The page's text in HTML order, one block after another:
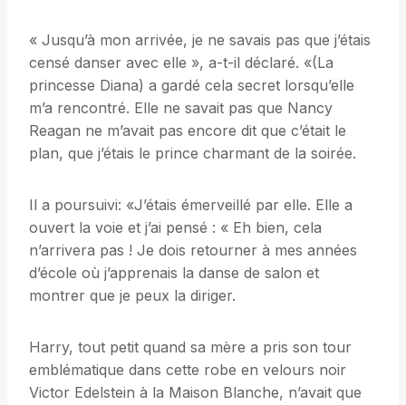
« Jusqu’à mon arrivée, je ne savais pas que j’étais
censé danser avec elle », a-t-il déclaré. «(La
princesse Diana) a gardé cela secret lorsqu’elle
m’a rencontré. Elle ne savait pas que Nancy
Reagan ne m’avait pas encore dit que c’était le
plan, que j’étais le prince charmant de la soirée.
Il a poursuivi: «J’étais émerveillé par elle. Elle a
ouvert la voie et j’ai pensé : « Eh bien, cela
n’arrivera pas ! Je dois retourner à mes années
d’école où j’apprenais la danse de salon et
montrer que je peux la diriger.
Harry, tout petit quand sa mère a pris son tour
emblématique dans cette robe en velours noir
Victor Edelstein à la Maison Blanche, n’avait que